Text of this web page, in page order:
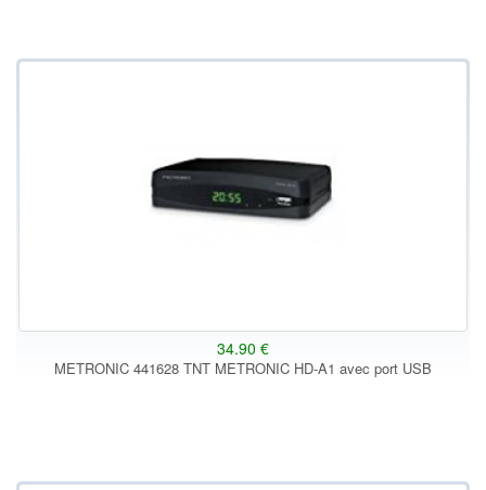
34.90 €
METRONIC 441628 TNT METRONIC HD-A1 avec port USB